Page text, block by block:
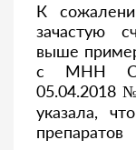
К
зачастую
выше
с МНН
05.04.2018
указала,